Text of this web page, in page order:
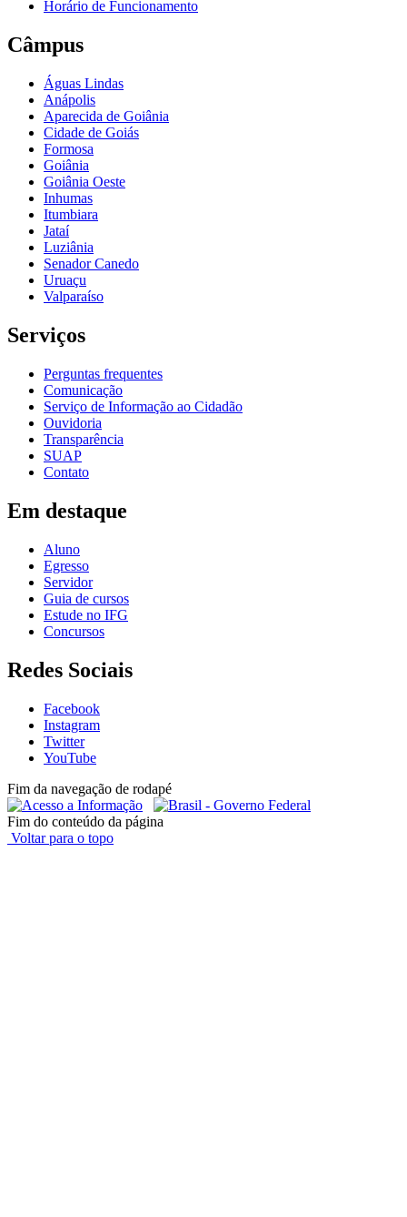
Horário de Funcionamento
Câmpus
Águas Lindas
Anápolis
Aparecida de Goiânia
Cidade de Goiás
Formosa
Goiânia
Goiânia Oeste
Inhumas
Itumbiara
Jataí
Luziânia
Senador Canedo
Uruaçu
Valparaíso
Serviços
Perguntas frequentes
Comunicação
Serviço de Informação ao Cidadão
Ouvidoria
Transparência
SUAP
Contato
Em destaque
Aluno
Egresso
Servidor
Guia de cursos
Estude no IFG
Concursos
Redes Sociais
Facebook
Instagram
Twitter
YouTube
Fim da navegação de rodapé
Fim do conteúdo da página
Voltar para o topo